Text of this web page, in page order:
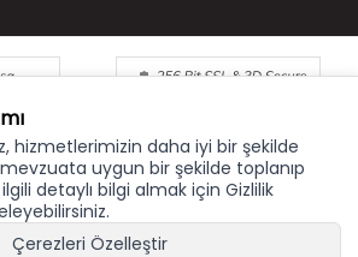
hizmetini sunabilmek için çerez
kullanmaya devam etmeniz
hizmetlerimizin daha iyi bir şekilde
uygun bir şekilde toplanıp
detaylı bilgi almak için Gizlilik
Çerezleri Özelleştir